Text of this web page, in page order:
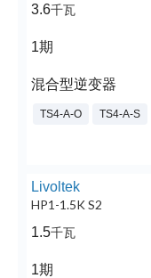
3.6千瓦
1期
混合型逆变器
TS4-A-O TS4-A-S
Livoltek
HP1-1.5K S2
1.5千瓦
1期